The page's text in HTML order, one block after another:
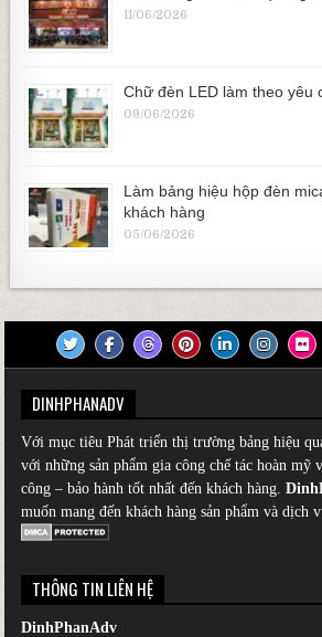
11/06/2026
Chữ đèn LED làm theo yêu
09/06/2026
Làm bảng hiệu hộp đèn
khách hàng
05/06/2026
DINHPHANADV
Với mục tiêu Phát triển thị trường bảng hiệu
với những sản phẩm gia công chế tác hoàn mỹ
công – bảo hành tốt nhất đến khách hàng.
muốn mang đến khách hàng sản phẩm và dịch
THÔNG TIN LIÊN HỆ
DinhPhanAdv